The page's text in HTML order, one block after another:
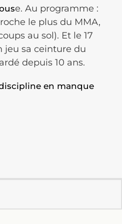
e. Au programme :
le plus du MMA,
au sol). Et le 17
jeu sa ceinture du
depuis 10 ans.
en manque